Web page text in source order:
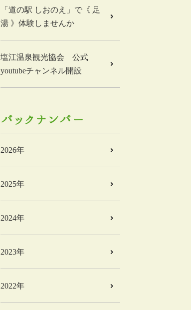
「道の駅 しおのえ」で《 足
湯 》体験しませんか
塩江温泉観光協会 公式
youtubeチャンネル開設
バックナンバー
2026年
2025年
2024年
2023年
2022年